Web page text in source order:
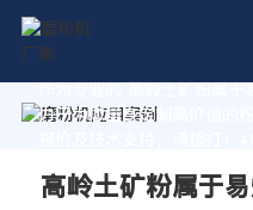
作为专业的 高岭土矿粉属
力于为您量身定制高价值的
高岭土矿粉属于